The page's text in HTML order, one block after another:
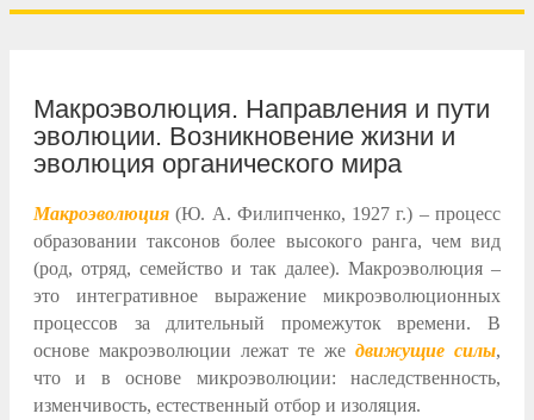
Макроэволюция. Направления и пути
эволюции. Возникновение жизни и
эволюция органического мира
Макроэволюция (Ю. А. Филипченко, 1927 г.) – процесс
образовании таксонов более высокого ранга, чем вид
(род, отряд, семейство и так далее). Макроэволюция –
это интегративное выражение микроэволюционных
процессов за длительный промежуток времени. В
основе макроэволюции лежат те же движущие силы,
что и в основе микроэволюции: наследственность,
изменчивость, естественный отбор и изоляция.